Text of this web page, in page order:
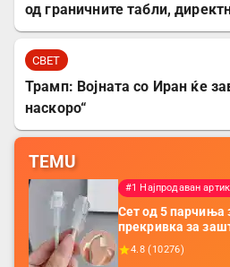
од граничните табли,
СВЕТ
Трамп: Војната со Иран ќе
наскоро“
TEMU
#1 Најпродаван
Сет од 5 парчиња
прекривка за
додатоци за
батерија, за
4.8 ( 10276)